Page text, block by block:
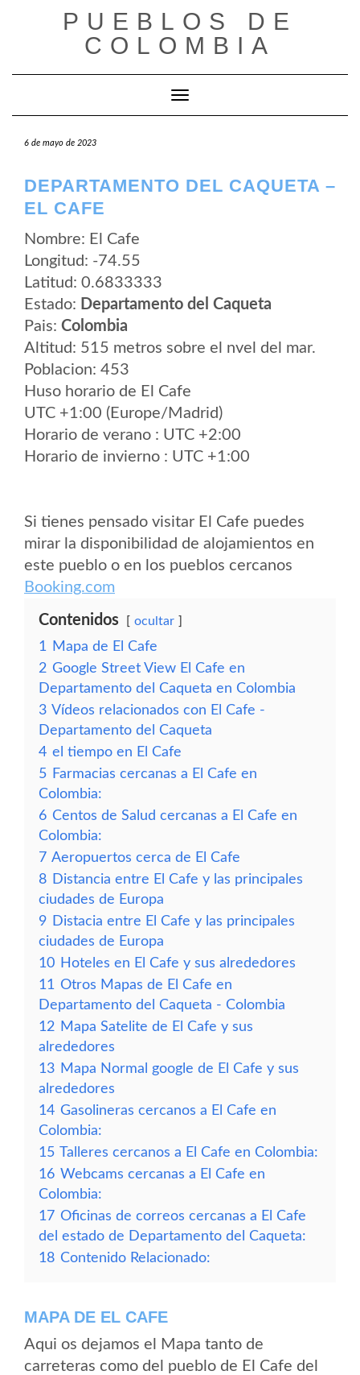
PUEBLOS DE
COLOMBIA
Cambiar modo de navegación
6 de mayo de 2023
DEPARTAMENTO DEL CAQUETA –
EL CAFE
Nombre: El Cafe
Longitud: -74.55
Latitud: 0.6833333
Estado: Departamento del Caqueta
Pais: Colombia
Altitud: 515 metros sobre el nvel del mar.
Poblacion: 453
Huso horario de El Cafe
UTC +1:00 (Europe/Madrid)
Horario de verano : UTC +2:00
Horario de invierno : UTC +1:00
Si tienes pensado visitar El Cafe puedes
mirar la disponibilidad de alojamientos en
este pueblo o en los pueblos cercanos
Booking.com
Contenidos ocultar
1
Mapa de El Cafe
2 Google Street View El Cafe en
Departamento del Caqueta en Colombia
3 Vídeos relacionados con El Cafe -
Departamento del Caqueta
4 el tiempo en El Cafe
5 Farmacias cercanas a El Cafe en
Colombia:
6 Centos de Salud cercanas a El Cafe en
Colombia:
7 Aeropuertos cerca de El Cafe
8 Distancia entre El Cafe y las principales
ciudades de Europa
9 Distacia entre El Cafe y las principales
ciudades de Europa
10 Hoteles en El Cafe y sus alrededores
11 Otros Mapas de El Cafe en
Departamento del Caqueta - Colombia
12 Mapa Satelite de El Cafe y sus
alrededores
13 Mapa Normal google de El Cafe y sus
alrededores
14 Gasolineras cercanos a El Cafe en
Colombia:
15 Talleres cercanos a El Cafe en Colombia:
16 Webcams cercanas a El Cafe en
Colombia:
17 Oficinas de correos cercanas a El Cafe
del estado de Departamento del Caqueta:
18 Contenido Relacionado:
MAPA DE EL CAFE
Aqui os dejamos el Mapa tanto de
carreteras como del pueblo de El Cafe del